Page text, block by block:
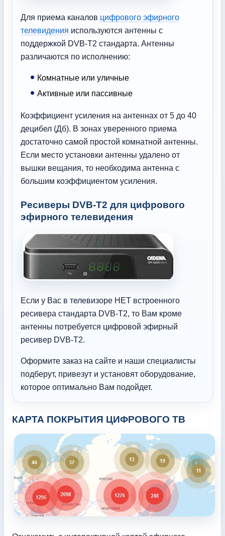
Для приема каналов цифрового эфирного
телевидения используются антенны с
поддержкой DVB-T2 стандарта. Антенны
различаются по исполнению:
Комнатные или уличные
Активные или пассивные
Коэффициент усиления на антеннах от 5 до 40
децибел (Дб). В зонах уверенного приема
достаточно самой простой комнатной антенны.
Если место установки антенны удалено от
вышки вещания, то необходима антенна с
большим коэффициентом усиления.
Ресиверы DVB-T2 для цифрового
эфирного телевидения
Если у Вас в телевизоре НЕТ встроенного
ресивера стандарта DVB-T2, то Вам кроме
антенны потребуется цифровой эфирный
ресивер DVB-T2.
Оформите заказ на сайте и наши специалисты
подберут, привезут и установят оборудование,
которое оптимально Вам подойдет.
КАРТА ПОКРЫТИЯ ЦИФРОВОГО ТВ